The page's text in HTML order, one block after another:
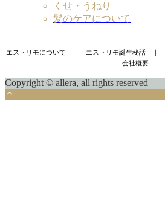
くせ・うねり
髪のケアについて
エストリモについて ｜ エストリモ誕生秘話｜
｜ 会社概要
Copyright © allera, all rights reserved